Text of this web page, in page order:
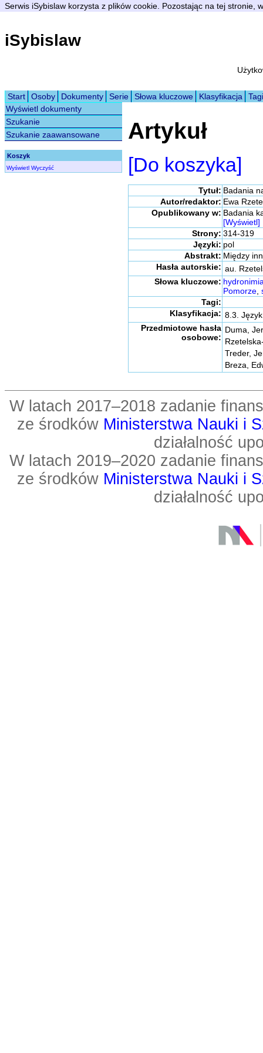
Serwis iSybislaw korzysta z plików cookie. Pozostając na tej stronie,
iSybislaw
Start Osoby Dokumenty Serie Słowa kluczowe Klasyfikacja
Tagi
Wyświetl dokumenty
Szukanie
Szukanie zaawansowane
Koszyk
Wyświetl Wyczyść
Artykuł
[Do koszyka]
Tytuł: Badania
Autor/redaktor: Ewa
Opublikowany w: Badania
[Wyświetl]
Strony: 314-319
Języki: pol
Abstrakt: Między
Hasła autorskie: au.
Słowa kluczowe:
Pomorze,
Tagi:
Klasyfikacja: 8.3.
Przedmiotowe hasła
osobowe:
Duma,
Treder,
Breza,
W latach 2017–2018 zadanie
ze środków Ministerstwa Nauki i
działalność
W latach 2019–2020 zadanie
ze środków Ministerstwa Nauki i
działalność